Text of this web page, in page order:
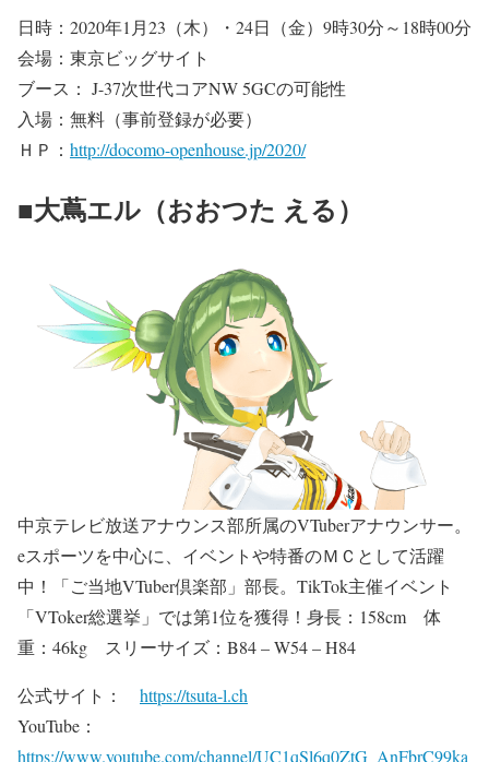
日時：2020年1月23（木）・24日（金）9時30分～18時00分
会場：東京ビッグサイト
ブース： J-37次世代コアNW 5GCの可能性
入場：無料（事前登録が必要）
ＨＰ： http://docomo-openhouse.jp/2020/
■大蔦エル（おおつた える）
中京テレビ放送アナウンス部所属のVTuberアナウンサー。
eスポーツを中心に、イベントや特番のＭＣとして活躍
中！「ご当地VTuber倶楽部」部長。TikTok主催イベント
「VToker総選挙」では第1位を獲得！身長：158cm 体
重：46kg スリーサイズ：B84 – W54 – H84
公式サイト： https://tsuta-l.ch
YouTube：
https://www.youtube.com/channel/UC1qSl6q0ZtG_AnFbrC99ka